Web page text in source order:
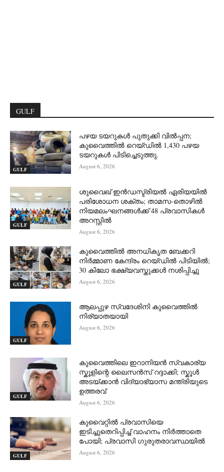
GULF
GULF
പഴയ ടയറുകൾ പുതുക്കി വിൽപ്പന;
കുവൈത്തിൽ റെയ്ഡിൽ 1,430 പഴയ
ടയറുകൾ പിടിച്ചെടുത്തു.
August 6, 2026
GULF
ശുവൈഖ് ഇൻഡസ്ട്രിയൽ ഏരിയയിൽ
പരിശോധന ശക്തം; താമസ-തൊഴിൽ
നിയമലംഘനങ്ങൾക്ക് 48 പ്രവാസികൾ
അറസ്റ്റിൽ
August 6, 2026
GULF
കുവൈത്തിൽ അനധികൃത ബേക്കറി
നിർമ്മാണ കേന്ദ്രം റെയ്ഡിൽ പിടിയിൽ;
30 കിലോ ഭക്ഷ്യവസ്തുക്കൾ നശിപ്പിച്ചു
August 6, 2026
GULF
ആലപ്പുഴ സ്വദേശിനി കുവൈത്തിൽ
നിര്യാതയായി
August 6, 2026
GULF
കുവൈത്തിലെ ഇറാനിയൻ സ്വകാര്യ
സ്കൂളിന്റെ ലൈസൻസ് റദ്ദാക്കി; സ്കൂൾ
അടയ്ക്കാൻ വിദ്യാഭ്യാസ മന്ത്രിയുടെ
ഉത്തരവ്
August 6, 2026
GULF
കുവൈറ്റിൽ പ്രവാസിയെ
ഇടിച്ചുതെറിപ്പിച്ച് വാഹനം നിർത്താതെ
പോയി; പ്രവാസി ഗുരുതരാവസ്ഥയിൽ
August 6, 2026